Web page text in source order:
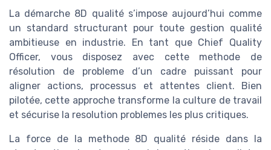
La démarche 8D qualité s’impose aujourd’hui comme
un standard structurant pour toute gestion qualité
ambitieuse en industrie. En tant que Chief Quality
Officer, vous disposez avec cette methode de
résolution de probleme d’un cadre puissant pour
aligner actions, processus et attentes client. Bien
pilotée, cette approche transforme la culture de travail
et sécurise la resolution problemes les plus critiques.
La force de la methode 8D qualité réside dans la